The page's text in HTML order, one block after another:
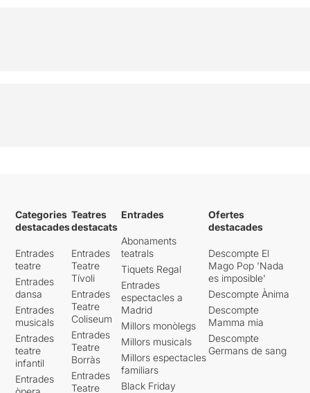
Categories
destacades
Entrades
teatre
Entrades
dansa
Entrades
musicals
Entrades
teatre
infantil
Entrades
Teatres
destacats
Entrades
Teatre
Tívoli
Entrades
Teatre
Coliseum
Entrades
Teatre
Borràs
Entrades
Teatre
Entrades
Abonaments
teatrals
Tiquets Regal
Entrades
espectacles a
Madrid
Millors monòlegs
Millors musicals
Millors espectacles
familiars
Black Friday
Ofertes
destacades
Descompte El
Mago Pop 'Nada
es imposible'
Descompte Ànima
Descompte
Mamma mia
Descompte
Germans de sang